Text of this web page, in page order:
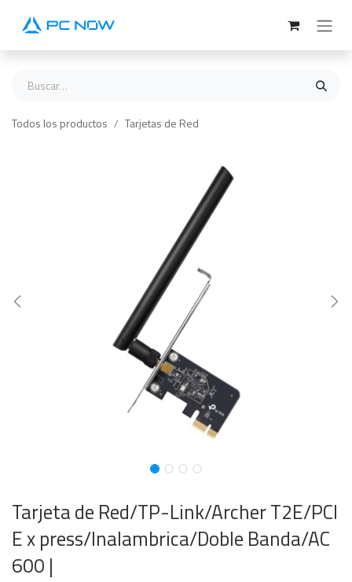
Todos los productos Tarjetas de Red
Tarjeta de Red/TP-Link/Archer T2E/PCI
E x press/Inalambrica/Doble Banda/AC
600 |